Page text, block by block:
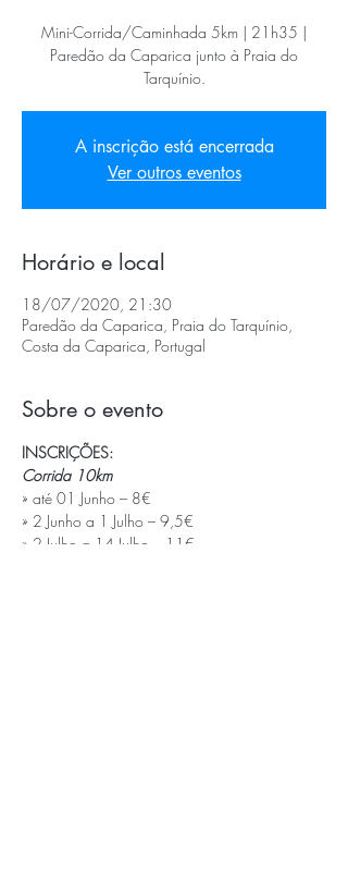
Mini-Corrida/Caminhada 5km | 21h35 |
Paredão da Caparica junto à Praia do
Tarquínio.
A inscrição está encerrada
Ver outros eventos
Horário e local
18/07/2020, 21:30
Paredão da Caparica, Praia do Tarquínio,
Costa da Caparica, Portugal
Sobre o evento
INSCRIÇÕES:
Corrida 10km
» até 01 Junho – 8€
» 2 Junho a 1 Julho – 9,5€
» 2 Julho a 14 Julho – 11€